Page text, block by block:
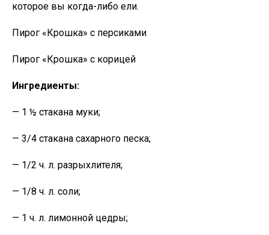
которое вы когда-либо ели.
Пирог «Крошка» с персиками
Пирог «Крошка» с корицей
Ингредиенты:
— 1 ½ стакана муки;
— 3/4 стакана сахарного песка;
— 1/2 ч. л. разрыхлителя;
— 1/8 ч. л. соли;
— 1 ч. л. лимонной цедры;